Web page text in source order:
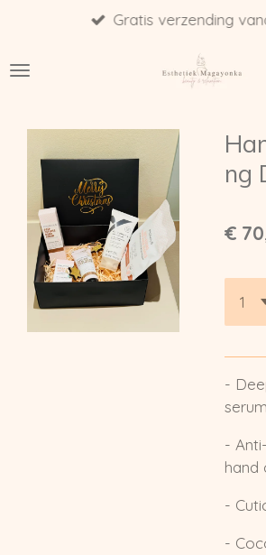
naar
Gratis verzending
ng
€
-
serum
-
hand
-
-